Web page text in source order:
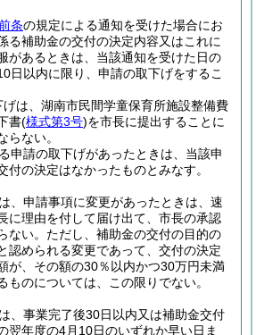
条の規定による通知を受けた場合にお
る補助金の交付の決定内容又はこれに
があるときは、当該通知を受けた日の
日以内に限り、申請の取下げをするこ
は、湖南市民間学童保育所施設整備費
書(様式第3号)を市長に提出することに
らない。
申請の取下げがあったときは、当該申
付の決定はなかったものとみなす。
、申請事項に変更があったときは、速
に理由を付して届け出て、市長の承認
ない。 ただし、補助金の交付の目的の
認められる変更であって、交付の決定
が、その額の30％以内かつ30万円未満
ものについては、この限りでない。
、事業完了後30日以内又は補助金交付
翌年度の4月10日のいずれか早い日ま